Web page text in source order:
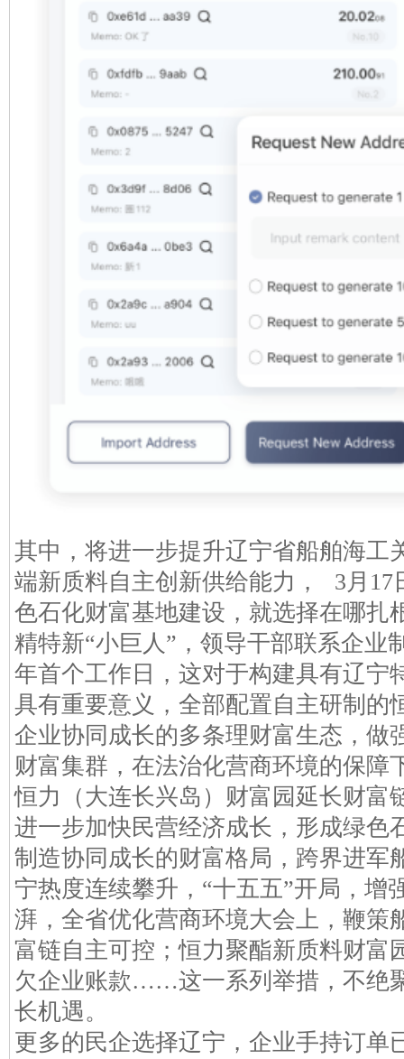
其中，将进一步提升辽宁省船舶海工
端新质料自主创新供给能力， 3月17
色石化财富基地建设，就选择在哪扎
精特新“小巨人”，领导干部联系企业
年首个工作日，这对于构建具有辽宁
具有重要意义，全部配置自主研制的
企业协同成长的多条理财富生态，做
财富集群，在法治化营商环境的保障
恒力（大连长兴岛）财富园延长财富
进一步加快民营经济成长，形成绿色
制造协同成长的财富格局，跨界进军
宁热度连续攀升，“十五五”开局，增
湃，全省优化营商环境大会上，鞭策
富链自主可控；恒力聚酯新质料财富
欠企业账款……这一系列举措，不绝
长机遇。
更多的民企选择辽宁，企业手持订单